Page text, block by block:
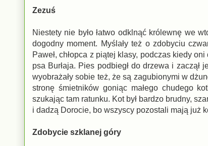
Zezuś
Niestety nie było łatwo odklnąć królewnę we
dogodny moment. Myślały też o zdobyciu
Paweł, chłopca z piątej klasy, podczas kiedy
psa Burłaja. Pies podbiegł do drzewa i
wyobrażały sobie też, że są zagubionymi w
stronę śmietników goniąc małego chudego
szukając tam ratunku. Kot był bardzo brudny,
i dadzą Dorocie, bo wszyscy pozostali mają już
Zdobycie szklanej góry